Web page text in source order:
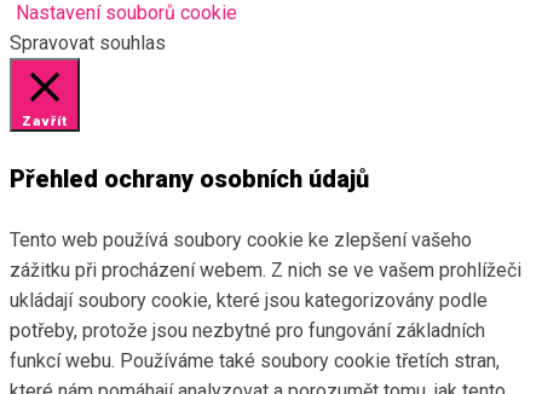
Nastavení souborů cookie
Spravovat souhlas
Zavřít
Přehled ochrany osobních údajů
Tento web používá soubory cookie ke zlepšení vašeho
zážitku při procházení webem. Z nich se ve vašem prohlížeči
ukládají soubory cookie, které jsou kategorizovány podle
potřeby, protože jsou nezbytné pro fungování základních
funkcí webu. Používáme také soubory cookie třetích stran,